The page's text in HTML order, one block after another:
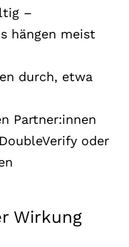
–
hängen meist
durch, etwa
Partner:innen
oder
Wirkung